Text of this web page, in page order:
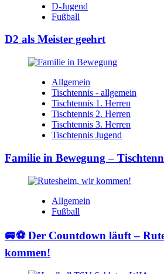
D-Jugend
Fußball
D2 als Meister geehrt
Allgemein
Tischtennis - allgemein
Tischtennis 1. Herren
Tischtennis 2. Herren
Tischtennis 3. Herren
Tischtennis Jugend
Familie in Bewegung –
Allgemein
Fußball
🚐⚽ Der Countdown läuft –
kommen!